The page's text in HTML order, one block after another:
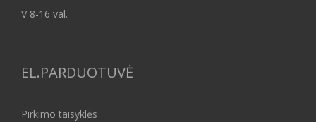
V 8-16 val.
EL.PARDUOTUVĖ
Pirkimo taisyklės